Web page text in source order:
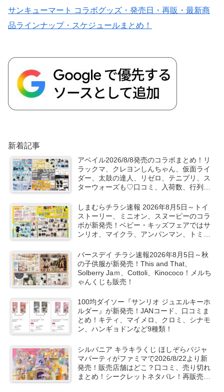
サンキューマート コラボグッズ・発売日・再販・最新商
品ラインナップ・スケジュールまとめ！
新着記事
アベイル2026/8/8発売のコラボまとめ！リ
ラックマ、クレヨンしんちゃん、仮面ライ
ダー、太鼓の達人、リゼロ、テニプリ、ス
ターウォーズも♡口コミ、入荷数、行列、
しまむらチラシ速報 2026年8月5日～トイ
ストーリー、ミニオン、スヌーピーのコラ
ボが新発売！ベビー・キッズフェアではサ
ンリオ、マイクラ、アンパンマン、トミカ
バースデイ チラシ速報2026年8月5日～秋
の子供服が新発売！This and That、
Solberry Jaｍ、Cottoli、Kinococo！メルち
ゃんくじも販売！
100均ダイソー『サンリオ ジュエルキーホ
ルダー』が新発売！JANコード、口コミま
とめ！キティ、マイメロ、クロミ、シナモ
ン、ハンギョドンなど9種類！
シルバニア キラキラくじ ほしぞらパジャ
マパーティがファミマで2026/8/22より新
発売！販売店舗はどこ？口コミ、売り切れ
まとめ！シークレットネタバレ！再販売